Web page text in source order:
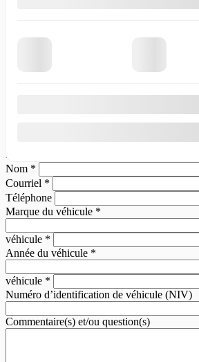
puissions vous offrir un prix compétitif
Nom *
Courriel *
Téléphone
Marque du véhicule *
véhicule *
Année du véhicule *
véhicule *
Numéro d’identification de véhicule (NIV)
Commentaire(s) et/ou question(s)